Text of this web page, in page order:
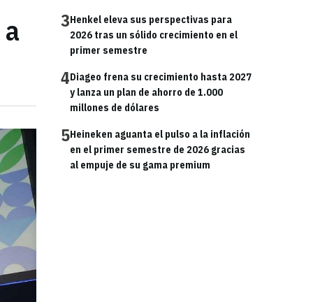
3Henkel eleva sus perspectivas para
2026 tras un sólido crecimiento en el
primer semestre
4Diageo frena su crecimiento hasta 2027
y lanza un plan de ahorro de 1.000
millones de dólares
5Heineken aguanta el pulso a la inflación
en el primer semestre de 2026 gracias
al empuje de su gama premium